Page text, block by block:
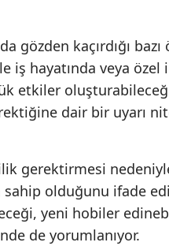
gözden kaçırdığı bazı
iş hayatında veya özel
etkiler
dair bir uyarı
gerektirmesi
olduğunu ifade
yeni hobiler
de yorumlanıyor.